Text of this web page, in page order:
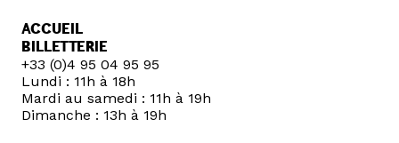
ACCUEIL
BILLETTERIE
+33 (0)4 95 04 95 95
Lundi : 11h à 18h
Mardi au samedi : 11h à 19h
Dimanche : 13h à 19h